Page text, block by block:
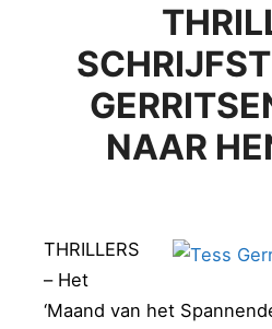
NAAR
THRILLERS
– Het
‘Maand van het